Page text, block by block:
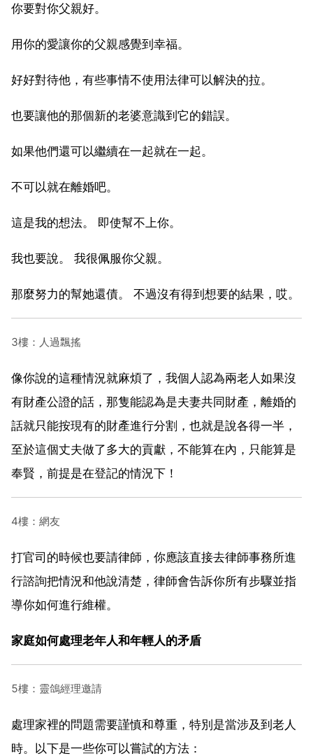
你要對你父親好。
用你的愛讓你的父親感覺到幸福。
好好對待他，有些事情不使用法律可以解決的拉。
也要讓他的那個新的老婆意識到它的錯誤。
如果他們還可以繼續在一起就在一起。
不可以就在離婚吧。
這是我的想法。 即使幫不上你。
我也要說。 我很佩服你父親。
那麼努力的幫她還債。 不過沒有得到想要的結果，哎。
3樓：人過飄搖
像你說的這種情況就麻煩了，我個人認為兩老人如果沒
有財產公證的話，那隻能認為是夫妻共同財產，離婚的
話就只能按現有的財產進行分割，也就是說各得一半，
至於這個丈夫做了多大的貢獻，不能算在內，只能算是
奉賢，前提是在登記的情況下！
4樓：網友
打官司的時候也要請律師，你應該直接去律師事務所進
行諮詢把情況和他說清楚，律師會告訴你所有步驟並指
導你如何進行維權。
家庭如何處理老年人和年輕人的矛盾
5樓：靈鴿經理邀請
處理家裡的問題需要謹慎和尊重，特別是當涉及到老人
時。以下是一些你可以嘗試的方法：